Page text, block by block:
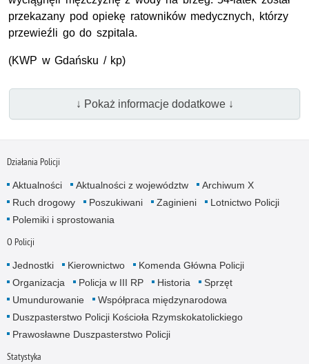
przekazany pod opiekę ratowników medycznych, którzy
przewieźli go do szpitala.
(KWP w Gdańsku / kp)
↓ Pokaż informacje dodatkowe ↓
Działania Policji
Aktualności Aktualności z województw
Archiwum X
Ruch drogowy
Poszukiwani Zaginieni
Lotnictwo Policji
Polemiki i sprostowania
O Policji
Jednostki Kierownictwo
Komenda Główna Policji
Organizacja
Policja w III RP Historia
Sprzęt
Umundurowanie
Współpraca międzynarodowa
Duszpasterstwo Policji Kościoła Rzymskokatolickiego
Prawosławne Duszpasterstwo Policji
Statystyka